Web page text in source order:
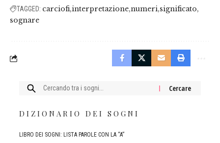
TAGGED: carciofi interpretazione numeri significato
sognare
Cercare:
DIZIONARIO DEI SOGNI
LIBRO DEI SOGNI: LISTA PAROLE CON LA “A”